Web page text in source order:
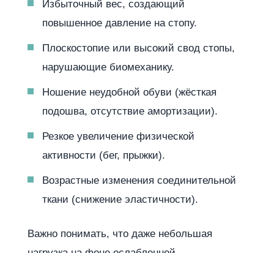
Избыточный вес, создающий
повышенное давление на стопу.
Плоскостопие или высокий свод стопы,
нарушающие биомеханику.
Ношение неудобной обуви (жёсткая
подошва, отсутствие амортизации).
Резкое увеличение физической
активности (бег, прыжки).
Возрастные изменения соединительной
ткани (снижение эластичности).
Важно понимать, что даже небольшая